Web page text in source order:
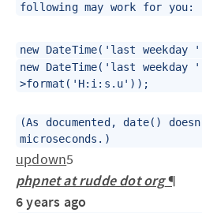
following may work for you:
new DateTime('last
new DateTime('last
>format('H:i:s.u'));
(As documented, date()
microseconds.)
updown5
phpnet at rudde dot org¶
6 years ago